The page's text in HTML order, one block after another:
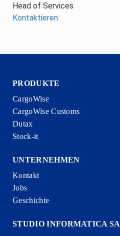
Head of Services
Kontaktieren
PRODUKTE
CargoWise
CargoWise Customs
Dutax
Stock-it
UNTERNEHMEN
Kontakt
Jobs
Geschichte
STUDIO INFORMATICA SA